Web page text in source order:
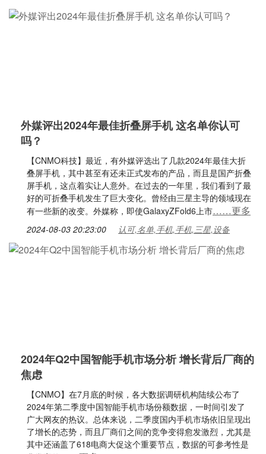
外媒评出2024年最佳折叠屏手机 这名单你认可
吗？
【CNMO科技】最近，有外媒评选出了几款2024年最佳大折
叠屏手机，其中甚至有还未正式发布的产品，而且是国产折叠
屏手机，这点着实让人意外。在过去的一年里，我们看到了最
好的可折叠手机发生了巨大变化。曾经由三星主导的领域现在
有一些新的改变。外媒称，即使GalaxyZFold6上市……更多
2024-08-03 20:23:00 认可,名单,手机,手机,三星,设备
2024年Q2中国智能手机市场分析 增长背后厂商的
焦虑
【CNMO】在7月底的时候，各大数据调研机构陆续公布了
2024年第二季度中国智能手机市场份额数据，一时间引发了
广大网友的热议。总体来说，二季度国内手机市场依旧呈现出
了增长的态势，而且厂商们之间的竞争变得愈发激烈，尤其是
其中还涵盖了618电商大促这个重要节点，数据的可参考性是